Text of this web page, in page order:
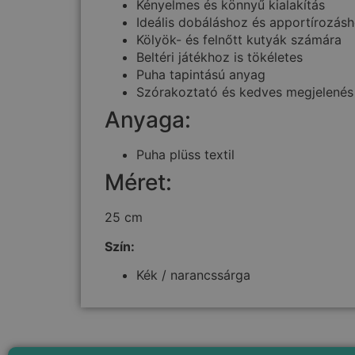
Kényelmes és könnyű kialakítás
Ideális dobáláshoz és
Kölyök- és felnőtt kutyák számára
Beltéri játékhoz is tökéletes
Puha tapintású anyag
Szórakoztató és kedves megjelenés
Anyaga:
Puha plüss textil
Méret:
25 cm
Szín:
Kék / narancssárga